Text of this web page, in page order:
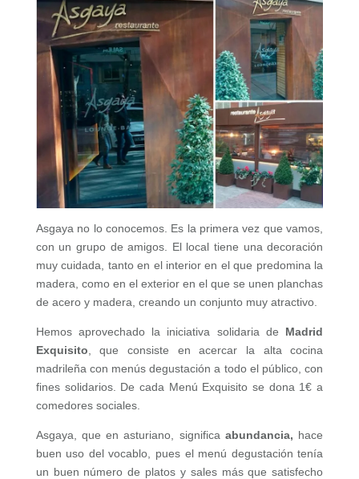
Asgaya no lo conocemos. Es la primera vez que vamos,
con un grupo de amigos. El local tiene una decoración
muy cuidada, tanto en el interior en el que predomina la
madera, como en el exterior en el que se unen planchas
de acero y madera, creando un conjunto muy atractivo.
Hemos aprovechado la iniciativa solidaria de Madrid
Exquisito , que consiste en acercar la alta cocina
madrileña con menús degustación a todo el público, con
fines solidarios. De cada Menú Exquisito se dona 1€ a
comedores sociales.
Asgaya, que en asturiano, significa abundancia, hace
buen uso del vocablo, pues el menú degustación tenía
un buen número de platos y sales más que satisfecho